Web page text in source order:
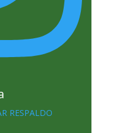
RESPALDO